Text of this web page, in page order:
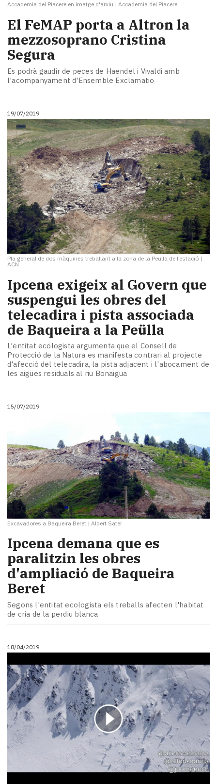
Accademia del Piacere en imatge d'arxiu | Accademia del Piacere
El FeMAP porta a Altron la
mezzosoprano Cristina
Segura
Es podrà gaudir de peces de Haendel i Vivaldi amb
l'acompanyament d'Ensemble Exclamatio
19/07/2019
Pla general de dos màquines treballant a la zona de la Peülla de l’estació |
ACN
​Ipcena exigeix al Govern que
suspengui les obres del
telecadira i pista associada
de Baqueira a la Peülla
L'entitat ecologista argumenta que el Consell de
Protecció de la Natura es manifesta contrari al projecte
d'afecció del telecadira, la pista adjacent i l'abocament de
les aigües residuals al riu Bonaigua
15/07/2019
Excavadores a Baqueira Beret | Albert Sater
Ipcena demana que es
paralitzin les obres
d'ampliació de Baqueira
Beret
Segons l'entitat ecologista els treballs afecten l'habitat
de cria de la perdiu blanca
18/04/2019